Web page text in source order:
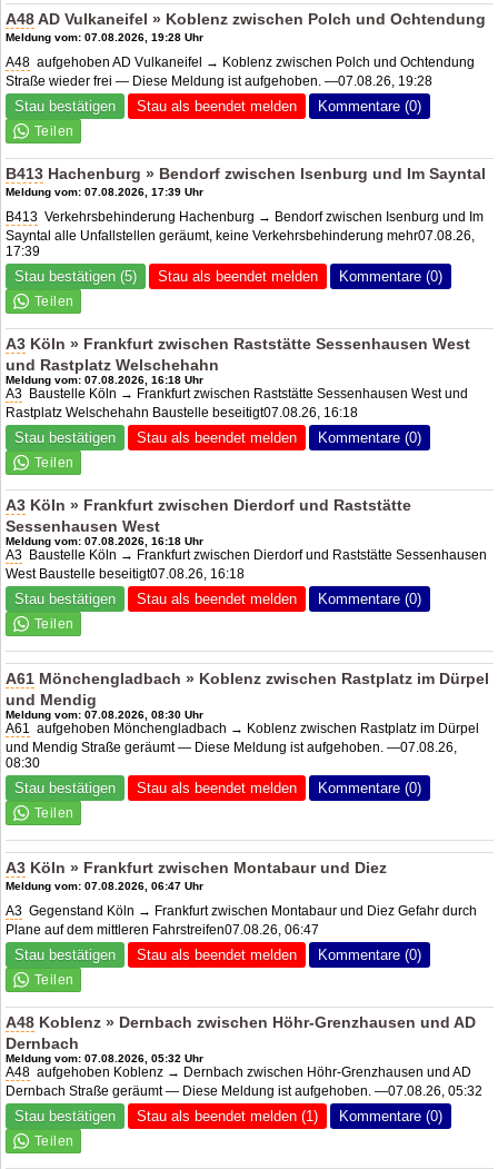
A48 AD Vulkaneifel » Koblenz zwischen Polch und Ochtendung
Meldung vom: 07.08.2026, 19:28 Uhr
A48 aufgehobenAD Vulkaneifel
→ Koblenz zwischen Polch und Ochtendung
Straße wieder frei — Diese Meldung ist aufgehoben. —07.08.26, 19:28
Stau bestätigen Stau als beendet melden Kommentare (0)
B413 Hachenburg » Bendorf zwischen Isenburg und Im Sayntal
Meldung vom: 07.08.2026, 17:39 Uhr
B413 Verkehrsbehinderung Hachenburg → Bendorf zwischen Isenburg und Im
Sayntal alle Unfallstellen geräumt, keine Verkehrsbehinderung mehr07.08.26,
17:39
Stau bestätigen (5) Stau als beendet melden Kommentare (0)
A3 Köln » Frankfurt zwischen Raststätte Sessenhausen West
und Rastplatz Welschehahn
Meldung vom: 07.08.2026, 16:18 Uhr
A3 Baustelle Köln → Frankfurt zwischen Raststätte Sessenhausen West und
Rastplatz Welschehahn Baustelle beseitigt07.08.26, 16:18
Stau bestätigen Stau als beendet melden Kommentare (0)
A3 Köln » Frankfurt zwischen Dierdorf und Raststätte
Sessenhausen West
Meldung vom: 07.08.2026, 16:18 Uhr
A3 Baustelle Köln → Frankfurt zwischen Dierdorf und Raststätte Sessenhausen
West Baustelle beseitigt07.08.26, 16:18
Stau bestätigen Stau als beendet melden Kommentare (0)
A61 Mönchengladbach » Koblenz zwischen Rastplatz im Dürpel
und Mendig
Meldung vom: 07.08.2026, 08:30 Uhr
A61 aufgehoben Mönchengladbach → Koblenz zwischen Rastplatz im Dürpel
und Mendig Straße geräumt — Diese Meldung ist aufgehoben. —07.08.26,
08:30
Stau bestätigen Stau als beendet melden Kommentare (0)
A3 Köln » Frankfurt zwischen Montabaur und Diez
Meldung vom: 07.08.2026, 06:47 Uhr
A3 Gegenstand Köln → Frankfurt zwischen Montabaur und Diez Gefahr durch
Plane auf dem mittleren Fahrstreifen07.08.26, 06:47
Stau bestätigen Stau als beendet melden Kommentare (0)
A48 Koblenz » Dernbach zwischen Höhr-Grenzhausen undAD
Dernbach
Meldung vom: 07.08.2026, 05:32 Uhr
A48 aufgehoben Koblenz → Dernbach zwischen Höhr-Grenzhausen undAD
Dernbach Straße geräumt — Diese Meldung ist aufgehoben. —07.08.26, 05:32
Stau bestätigen Stau als beendet melden (1) Kommentare (0)